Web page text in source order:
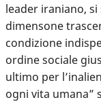
leader iraniano,
dimensone
condizione
ordine sociale
ultimo per
ogni vita umana”